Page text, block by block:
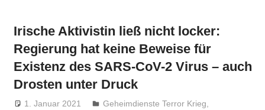
Irische Aktivistin ließ nicht locker:
Regierung hat keine Beweise für
Existenz des SARS-CoV-2 Virus – auch
Drosten unter Druck
1. Januar 2021 Niki Vogt
Geheimdienste Terror Krieg,